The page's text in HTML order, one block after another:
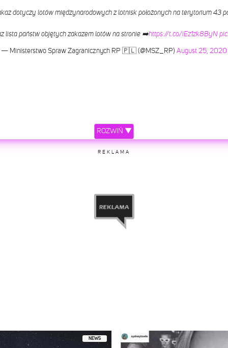
dotyczy lotów międzynarodowych z lotnisk położonych na terytorium 43
lista państw objętych zakazem lotów na stronie ➡️https://t.co/iEz1zk8ByN
— Ministerstwo Spraw Zagranicznych RP 🇵🇱 (@MSZ_RP) August 25, 2020
ROZWIŃ ▼
REKLAMA
NEWS